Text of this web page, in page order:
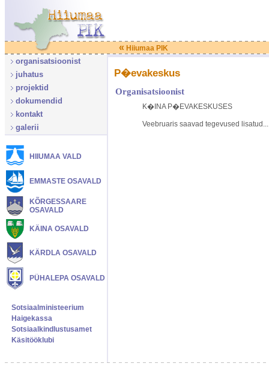
« Hiiumaa PIK
organisatsioonist
juhatus
projektid
dokumendid
kontakt
galerii
HIIUMAA VALD
EMMASTE OSAVALD
KÕRGESSAARE
OSAVALD
KÄINA OSAVALD
KÄRDLA OSAVALD
PÜHALEPA OSAVALD
Sotsiaalministeerium
Haigekassa
Sotsiaalkindlustusamet
Käsitööklubi
P�evakeskus
Organisatsioonist
K�INA P�EVAKESKUSES
Veebruaris saavad tegevused lisatud...